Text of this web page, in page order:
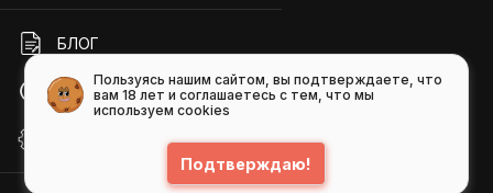
БЛОГ
ПОМОЩЬ
Пользуясь нашим сайтом, вы подтверждаете, что
вам 18 лет и соглашаетесь с тем, что мы
используем cookies
Подтверждаю!